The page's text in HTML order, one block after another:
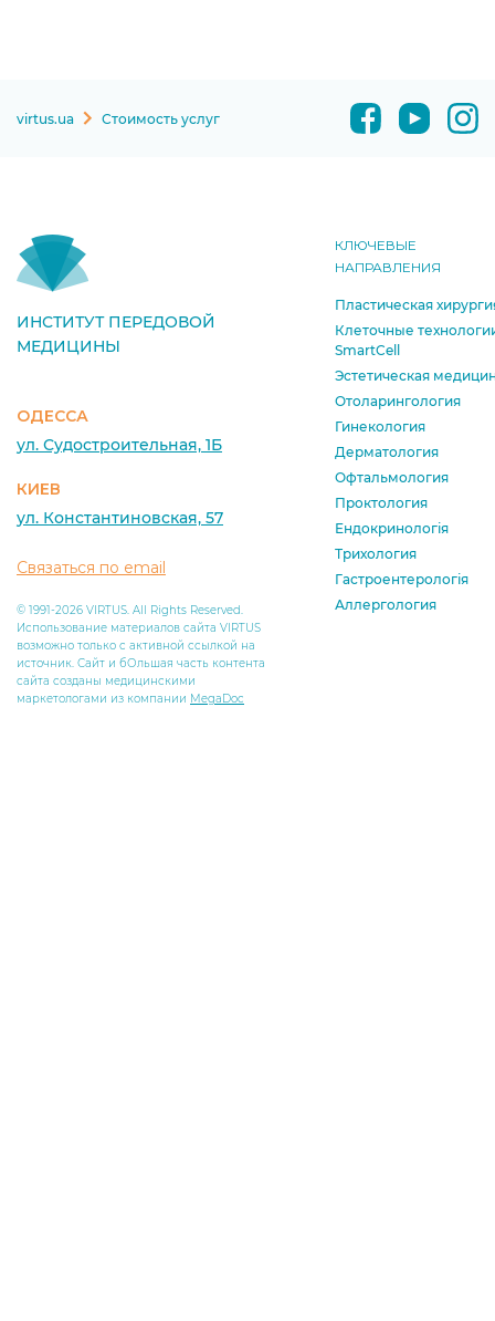
virtus.ua Стоимость услуг
ИНСТИТУТ ПЕРЕДОВОЙ
МЕДИЦИНЫ
ОДЕССА
ул. Судостроительная, 1Б
КИЕВ
ул. Константиновская, 57
Связаться по email
© 1991-2026 VIRTUS. All Rights Reserved.
Использование материалов сайта VIRTUS
возможно только с активной ссылкой на
источник. Сайт и бОльшая часть контента
сайта созданы медицинскими
маркетологами из компании MegaDoc
КЛЮЧЕВЫЕ
НАПРАВЛЕНИЯ
Пластическая
Клеточные
SmartCell
Эстетическая
Отоларингология
Гинекология
Дерматология
Офтальмология
Проктология
Ендокринологія
Трихология
Гастроентерологія
Аллергология